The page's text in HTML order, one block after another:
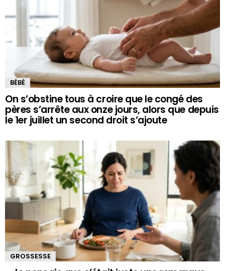
BÉBÉ
On s’obstine tous à croire que le congé des
pères s’arrête aux onze jours, alors que depuis
le 1er juillet un second droit s’ajoute
GROSSESSE